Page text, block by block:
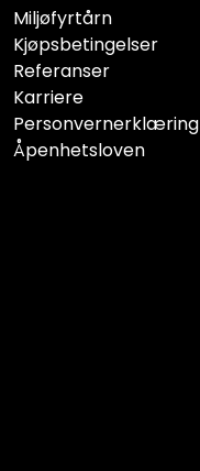
Miljøfyrtårn
Kjøpsbetingelser
Referanser
Karriere
Personvernerklæring
Åpenhetsloven